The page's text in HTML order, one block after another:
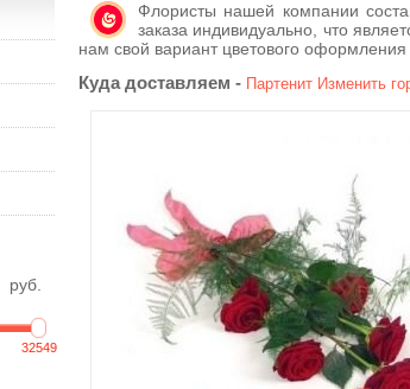
руб.
32549
Флористы нашей компании
заказа индивидуально, что
нам свой вариант цветового
Куда доставляем - Партенит Изменить